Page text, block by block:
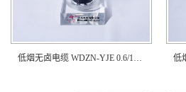
低烟无卤电缆 WDZN-YJE 0.6/1KV 4×95